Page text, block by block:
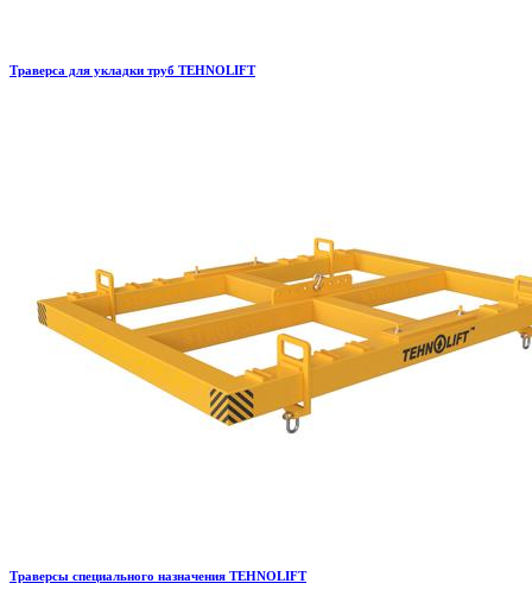
Траверса для укладки труб TEHNOLIFT
Траверсы специального назначения TEHNOLIFT